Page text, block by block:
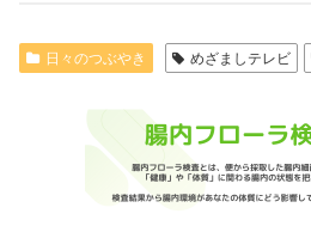
日々のつぶやき めざましテレビ